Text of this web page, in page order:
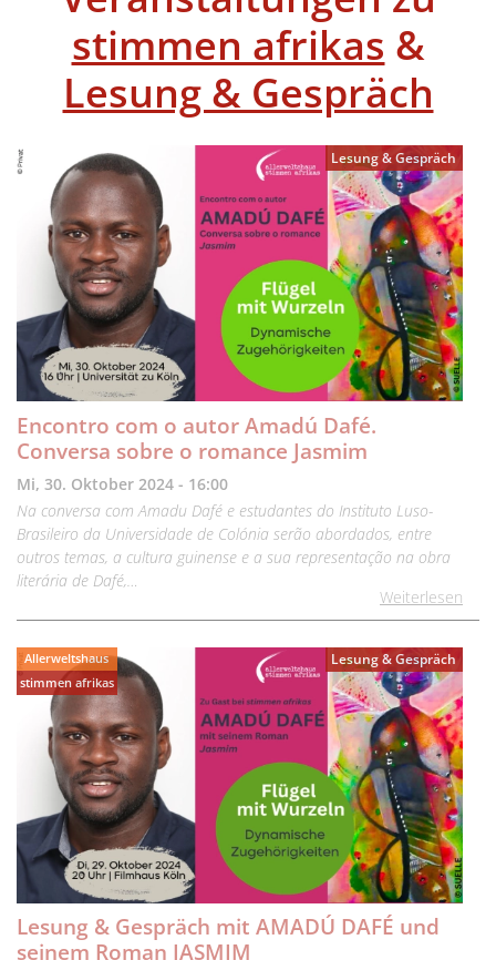
stimmen afrikas &
Lesung & Gespräch
Lesung & Gespräch
Encontro com o autor Amadú Dafé.
Conversa sobre o romance Jasmim
Mi, 30. Oktober 2024 - 16:00
Na conversa com Amadu Dafé e estudantes do Instituto Luso-
Brasileiro da Universidade de Colónia serão abordados, entre
outros temas, a cultura guinense e a sua representação na obra
literária de Dafé,…
Weiterlesen
Allerweltshaus
stimmen afrikas
Lesung & Gespräch
Lesung & Gespräch mit AMADÚ DAFÉ und
seinem Roman JASMIM